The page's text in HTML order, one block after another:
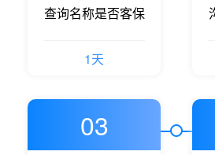
查询名称是否客保
1天
03